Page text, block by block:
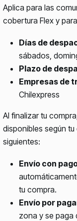
Aplica para las
cobertura Flex y
Días de
sábados,
Plazo de
Empresas de
Chilexpress
Al finalizar tu
disponibles según
siguientes:
Envío con
tu compra.
Envío por
zona y se paga